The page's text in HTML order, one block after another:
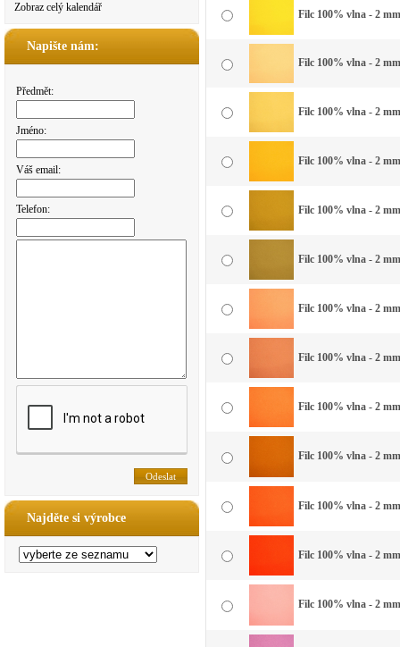
Zobraz celý kalendář
Napište nám:
Předmět:
Jméno:
Váš email:
Telefon:
Najděte si výrobce
Filc 100% vlna - 2
Filc 100% vlna - 2
Filc 100% vlna - 2
Filc 100% vlna - 2
Filc 100% vlna - 2
Filc 100% vlna - 2
Filc 100% vlna - 2
Filc 100% vlna - 2
Filc 100% vlna - 2
Filc 100% vlna - 2
Filc 100% vlna - 2
Filc 100% vlna - 2
Filc 100% vlna - 2